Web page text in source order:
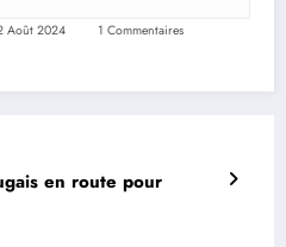
Août 2024 1 Commentaires
en route pour